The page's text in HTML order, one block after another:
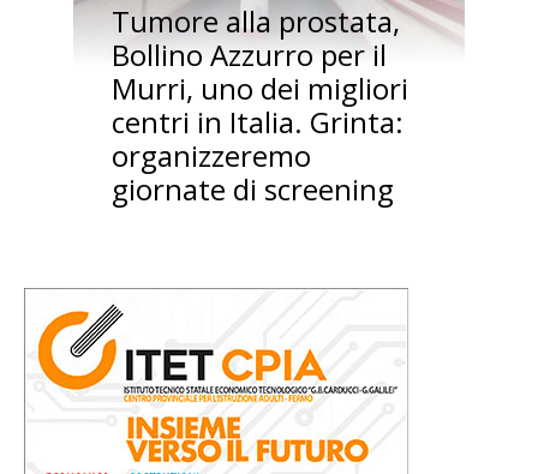
Tumore alla prostata,
Bollino Azzurro per il
Murri, uno dei migliori
centri in Italia. Grinta:
organizzeremo
giornate di screening